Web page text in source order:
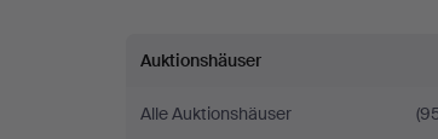
Auktionshäuser
Alle Auktionshäuser